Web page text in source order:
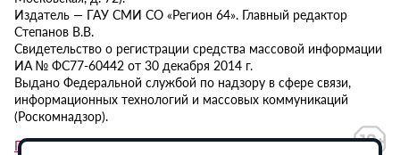
Издатель — ГАУ СМИ СО «Регион 64». Главный редактор
Степанов В.В.
Свидетельство о регистрации средства массовой информации
ИА № ФС77-60442 от 30 декабря 2014 г.
Выдано Федеральной службой по надзору в сфере связи,
информационных технологий и массовых коммуникаций
(Роскомнадзор).
Политика в отношении обработки персональных данных